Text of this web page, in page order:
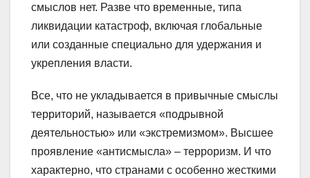
смыслов нет. Разве что временные, типа
ликвидации катастроф, включая глобальные
или созданные специально для удержания и
укрепления власти.
Все, что не укладывается в привычные смыслы
территорий, называется «подрывной
деятельностью» или «экстремизмом». Высшее
проявление «антисмысла» – терроризм. И что
характерно, что странами с особенно жесткими